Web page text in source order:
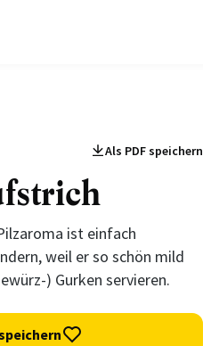
Als PDF speichern
ist einfach
weil er so schön mild
) Gurken servieren.